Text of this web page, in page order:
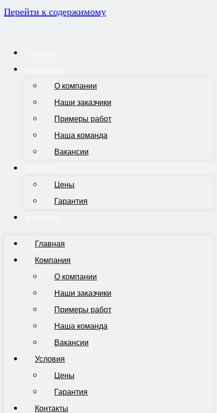
Перейти к содержимому
О компании
Наши заказчики
Примеры работ
Наша команда
Вакансии
Цены
Гарантия
Главная
Компания
О компании
Наши заказчики
Примеры работ
Наша команда
Вакансии
Условия
Цены
Гарантия
Контакты